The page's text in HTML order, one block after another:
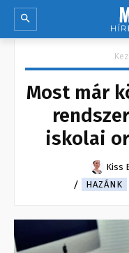
Most már
iskolai
Kiss
HAZÁNK